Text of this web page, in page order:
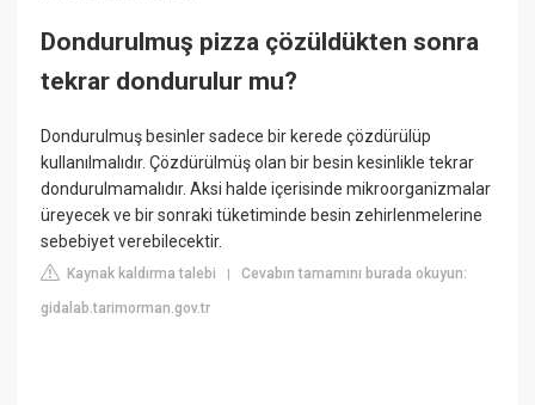
Dondurulmuş pizza çözüldükten sonra
tekrar dondurulur mu?
Dondurulmuş besinler sadece bir kerede çözdürülüp
kullanılmalıdır. Çözdürülmüş olan bir besin kesinlikle tekrar
dondurulmamalıdır. Aksi halde içerisinde mikroorganizmalar
üreyecek ve bir sonraki tüketiminde besin zehirlenmelerine
sebebiyet verebilecektir.
Kaynak kaldırma talebi |Cevabın tamamını burada okuyun:
gidalab.tarimorman.gov.tr